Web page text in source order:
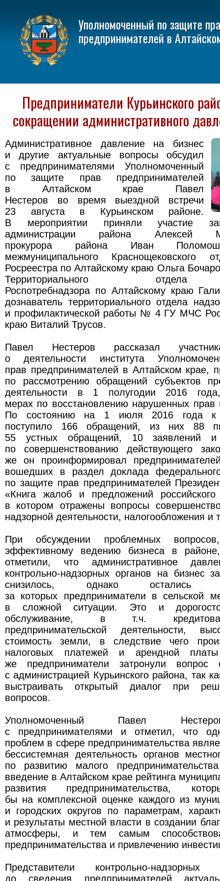
Уполномоченный по защите
предпринимателей в
Предприниматели Курьинского
сокращении административного
Административное давление на бизнес
и другие актуальные вопросы обсудил
с предпринимателями Уполномоченный
по защите прав предпринимателей
в Алтайском крае Павел
Нестеров во время выездной встречи
23 августа в Курьинском районе.
В мероприятии приняли участие
администрации района Алексей
прокурора района Иван
межмуниципального Краснощековского
Росреестра по Алтайскому краю Ольга
Территориального отдела
Роспотребнадзора по Алтайскому краю
дознаватель территориального отдела
и профилактической работы № 4 ГУ МЧС
краю Виталий Трусов.
Павел Нестеров рассказал
о деятельности института
прав предпринимателей в Алтайском крае,
по рассмотрению обращений субъектов
деятельности в 1 полугодии 2016
мерах по восстановлению нарушенных прав
По состоянию на 1 июля 2016 года к
поступило 166 обращений, из них 88
55 устных обращений, 10 заявлений
по совершенствованию действующего
же он проинформировал
вошедших в раздел доклада
по защите прав предпринимателей
«Книга жалоб и предложений
в котором отражены вопросы
надзорной деятельности, налогообложения и
При обсуждении проблемных
эффективному ведению бизнеса в
отметили, что административное
контрольно-надзорных органов на бизнес
снизилось, однако остались
за которых предприниматели в сельской
в сложной ситуации. Это и
обслуживание, в т.ч.
предпринимательской деятельности,
стоимость земли, в следствие чего
налоговых платежей и арендной
же предприниматели затронули вопрос
с администрацией Курьинского района, так
выстраивать открытый диалог при
вопросов.
Уполномоченный Павел
с предпринимателями и отметил, что
проблем в сфере предпринимательства
бессистемная деятельность органов
по развитию малого
введение в Алтайском крае рейтинга
развития предпринимательства,
бы на комплексной оценке каждого из
и городских округов по параметрам,
и результаты местной власти в создании
атмосферы, и тем самым
предпринимательства и привлечению
Представители контрольно-
до сведения предпринимателей